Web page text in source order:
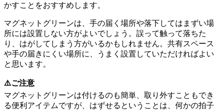
かすことをおすすめします。
マグネットグリーンは、手の届く場所や落下してはまずい場
所には設置しない方がよいでしょう。誤って触って落ちた
り、はがしてしまう方がいるかもしれません。共有スペース
や手の届きにくい場所に、うまく設置していただければよい
と思います。
⚠️ご注意
マグネットグリーンは付けるのも簡単、取り外すこともでき
る便利アイテムですが、はずせるということは、何かの拍子